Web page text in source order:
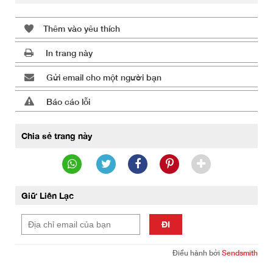
Thêm vào yêu thích
In trang này
Gửi email cho một người bạn
Báo cáo lỗi
Chia sẻ trang này
Giữ Liên Lạc
ĐI
Điều hành bởi Sendsmith